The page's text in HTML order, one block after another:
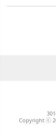
Copyright ⓒ